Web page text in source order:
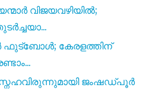
വിജയവഴിയിൽ;
ഫുട്ബോൾ; കേരളത്തിന്
ജംഷഡ്പൂർ